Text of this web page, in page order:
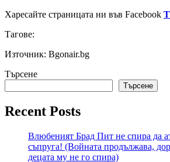
Харесайте страницата ни във Facebook
Тагове:
Източник: Bgonair.bg
Търсене
Търсене
Recent Posts
Влюбеният Брад Пит не спира да
съпруга! (Войната продължава,
децата му не го спира)